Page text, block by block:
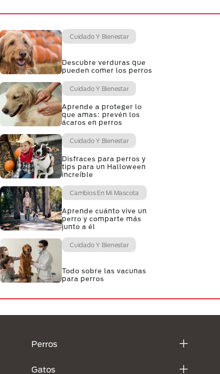
Cuidado Y Bienestar
Descubre verduras que
pueden comer los perros
Cuidado Y Bienestar
Aprende a proteger lo
que amas: prevén los
ácaros en perros
Cuidado Y Bienestar
Disfraces para perros y
tips para un Halloween
increíble
Cambios En Mi Mascota
Aprende cuánto vive un
perro y comparte más
junto a él
Cuidado Y Bienestar
Todo sobre las vacunas
para perros
Perros
Gatos